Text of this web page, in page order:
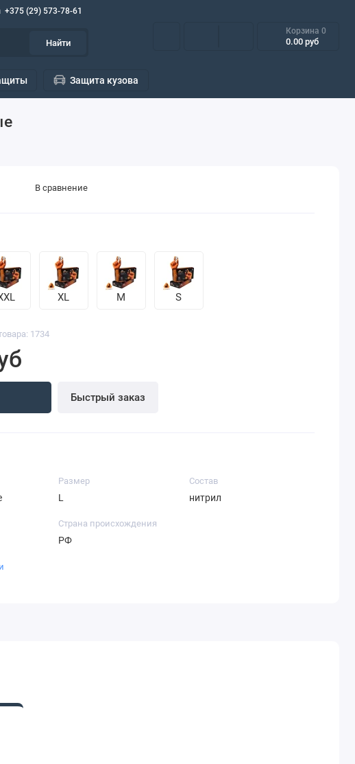
+375 (29) 573-78-61
Найти
Корзина 0
0.00 руб
Защита кузова
1734
Быстрый заказ
В сравнение
XL M S
Размер
L
Состав
нитрил
Страна происхождения
РФ